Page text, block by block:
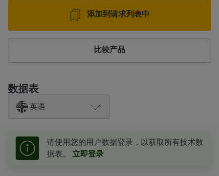
添加到请求列表中
比较产品
数据表
英语
请使用您的用户数据登录，以获取所有技术数
据表。 立即登录